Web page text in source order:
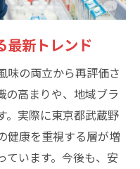
最新トレンド
味の両立から再評価さ
の高まりや、地域ブラ
。実際に東京都武蔵野
健康を重視する層が増
ています。今後も、安